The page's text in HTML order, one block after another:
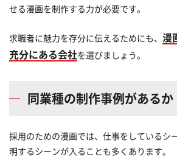
せる漫画を制作する力が必要です。
求職者に魅力を存分に伝えるためにも、 漫
充分にある会社を選びましょう。
同業種の制作事例があるか
採用のための漫画では、仕事をしているシ
明するシーンが入ることも多くあります。